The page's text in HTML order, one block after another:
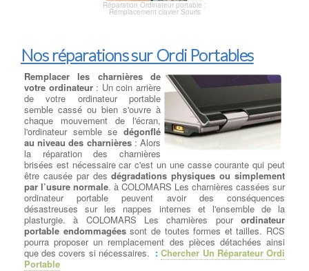
Réparation Ordinateur portable :
Remplacement clavier Souris
Nos réparations sur Ordi Portables
Remplacer les charnières de
votre ordinateur: Un coin arrière
de votre ordinateur portable
semble cassé ou bien s'ouvre à
chaque mouvement de l'écran,
l'ordinateur semble se dégonflé
au niveau des charnières: Alors
la réparation des charnières
brisées est nécessaire car c'est un une casse courante qui peut
être causée par desdégradations physiques ou simplement
par l’usure normale. à COLOMARS Les charnières cassées sur
ordinateur portable peuvent avoir des conséquences
désastreuses sur les nappes internes et l'ensemble de la
plasturgie. à COLOMARS Les charnières pour ordinateur
portable endommagéessont de toutes formes et tailles. RCS
pourra proposer un remplacement des pièces détachées ainsi
que des covers si nécessaires. :Chercher Un Réparateur Ordi
Portable